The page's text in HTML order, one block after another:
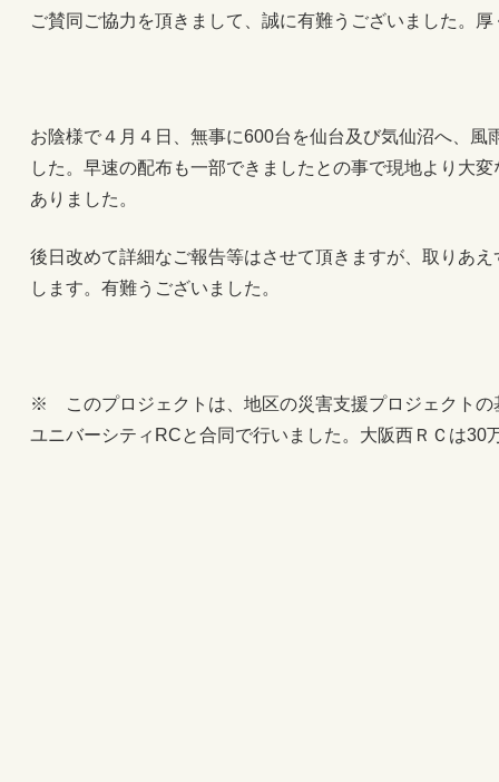
ご賛同ご協力を頂きまして、誠に有難うございました。
お陰様で４月４日、無事に600台を仙台及び気仙沼へ、風
した。早速の配布も一部できましたとの事で現地より大
ありました。
後日改めて詳細なご報告等はさせて頂きますが、取りあ
します。有難うございました。
※ このプロジェクトは、地区の災害支援プロジェクトの
ユニバーシティRCと合同で行いました。大阪西ＲＣは30